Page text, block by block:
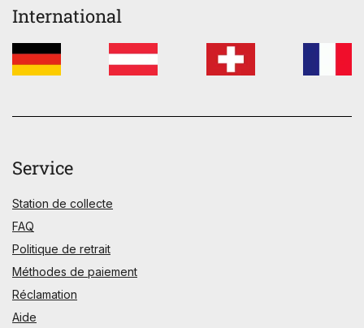
International
Service
Station de collecte
FAQ
Politique de retrait
Méthodes de paiement
Réclamation
Aide